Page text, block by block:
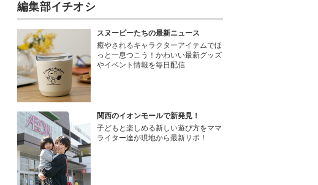
編集部イチオシ
スヌーピーたちの最新ニュース
癒やされるキャラクターアイテムでほ
っと一息つこう！かわいい最新グッズ
やイベント情報を毎日配信
関西のイオンモールで新発見！
子どもと楽しめる新しい遊び方をママ
ライター達が現地から最新リポ！